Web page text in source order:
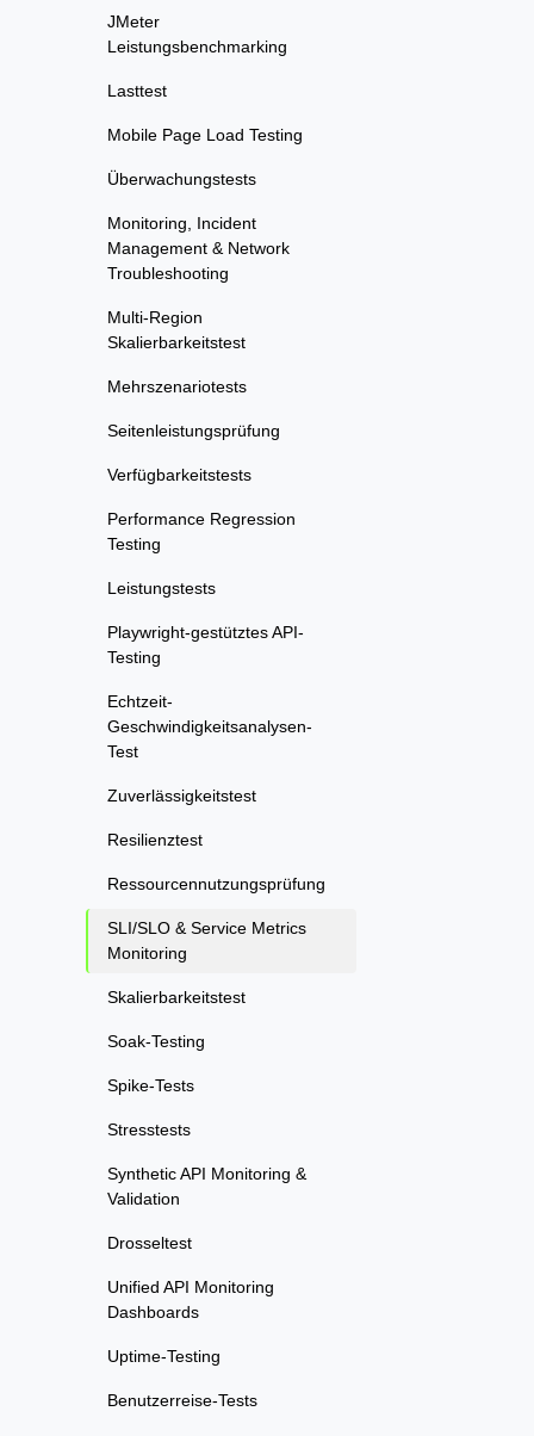
JMeter
Leistungsbenchmarking
Lasttest
Mobile Page Load Testing
Überwachungstests
Monitoring, Incident
Management & Network
Troubleshooting
Multi-Region
Skalierbarkeitstest
Mehrszenariotests
Seitenleistungsprüfung
Verfügbarkeitstests
Performance Regression
Testing
Leistungstests
Playwright-gestütztes API-
Testing
Echtzeit-
Geschwindigkeitsanalysen-
Test
Zuverlässigkeitstest
Resilienztest
Ressourcennutzungsprüfung
SLI/SLO & Service Metrics
Monitoring
Skalierbarkeitstest
Soak-Testing
Spike-Tests
Stresstests
Synthetic API Monitoring &
Validation
Drosseltest
Unified API Monitoring
Dashboards
Uptime-Testing
Benutzerreise-Tests